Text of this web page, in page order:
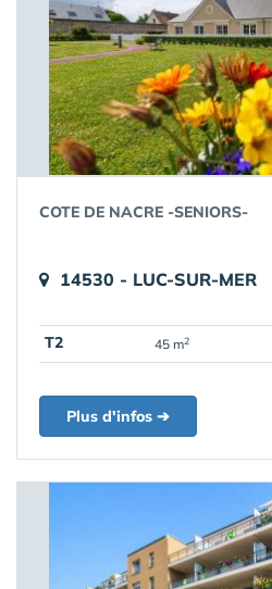
COTE DE NACRE -SENIORS-
14530 - LUC-SUR-MER
T2 45 m2
Plus d'infos ➔